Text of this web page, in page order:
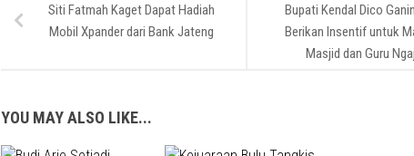
Bupati Kendal Dico
Berikan Insentif untuk
Masjid dan Guru
Siti Fatmah Kaget Dapat Hadiah
Mobil Xpander dari Bank Jateng
YOU MAY ALSO LIKE...